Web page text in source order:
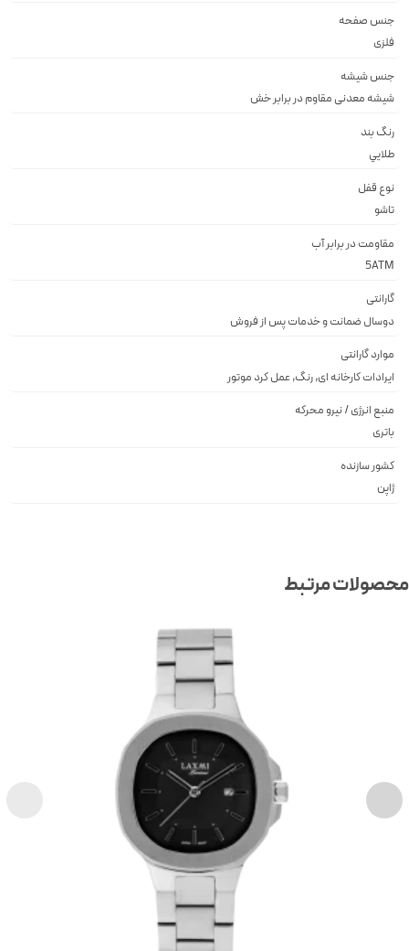
جنس صفحه
فلزى
جنس شیشه
شيشه معدنى مقاوم در برابر خش
رنگ بند
طلايي
نوع قفل
تاشو
مقاومت در برابر آب
5ATM
گارانتی
دوسال ضمانت و خدمات پس از فروش
موارد گارانتی
ایرادات کارخانه ای, رنگ, عمل کرد موتور
منبع انرژی / نیرو محرکه
باتری
کشور سازنده
ژاپن
مرتبط